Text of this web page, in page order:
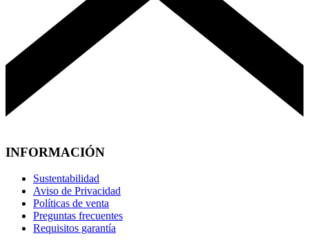
INFORMACIÓN
Sustentabilidad
Aviso de Privacidad
Políticas de venta
Preguntas frecuentes
Requisitos garantía